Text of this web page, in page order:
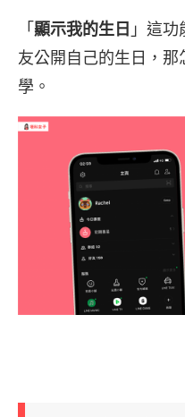
「 顯示我的生日 」這
友公開自己的生日，
學。